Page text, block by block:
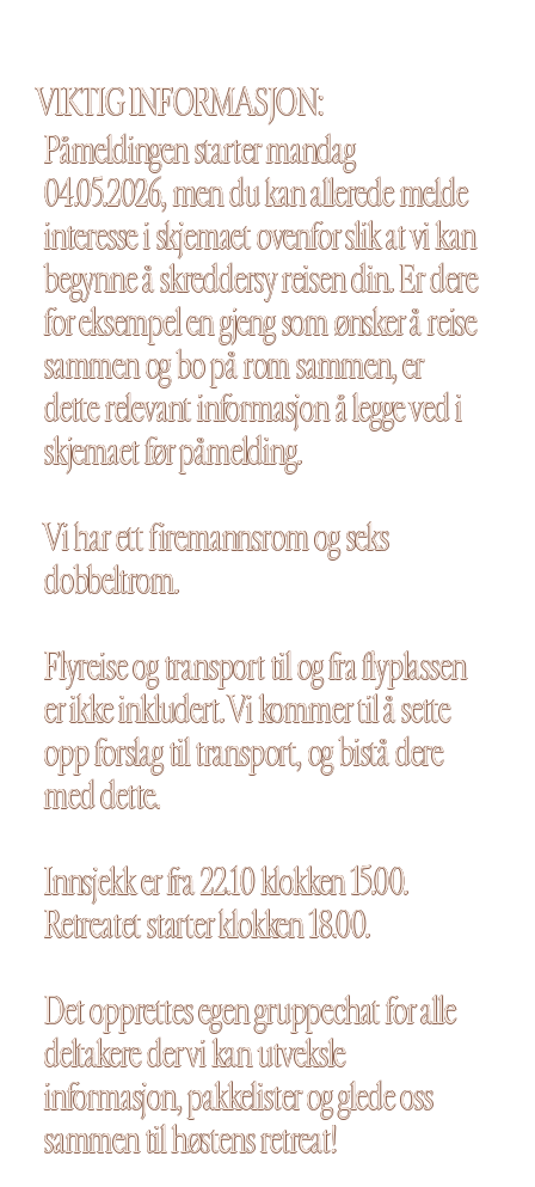
VIKTIG INFORMASJON:
Påmeldingen starter mandag
04.05.2026, men du kan allerede melde
interesse i skjemaet ovenfor slik at vi kan
begynne å skreddersy reisen din. Er dere
for eksempel en gjeng som ønsker å reise
sammen og bo på rom sammen, er
dette relevant informasjon å legge ved i
skjemaet før påmelding.
Vi har ett firemannsrom og seks
dobbeltrom.
Flyreise og transport til og fra flyplassen
er ikke inkludert. Vi kommer til å sette
opp forslag til transport, og bistå dere
med dette.
Innsjekk er fra 22.10 klokken 15.00.
Retreatet starter klokken 18.00.
Det opprettes egen gruppechat for alle
deltakere der vi kan utveksle
informasjon, pakkelister og glede oss
sammen til høstens retreat!